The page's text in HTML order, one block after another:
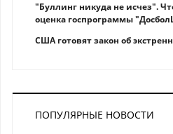
"Буллинг никуда не исчез".
оценка госпрограммы
США готовят закон об
ПОПУЛЯРНЫЕ НОВОСТИ